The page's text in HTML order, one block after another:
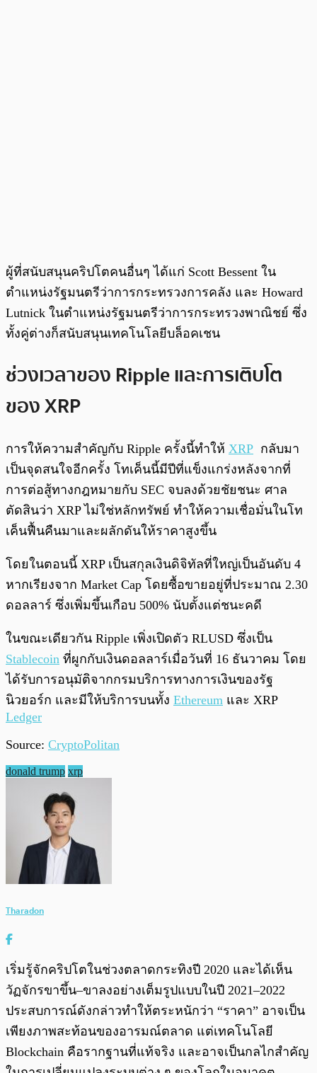
ผู้ที่สนับสนุนคริปโตคนอื่นๆ ได้แก่ Scott Bessent ใน
ตำแหน่งรัฐมนตรีว่าการกระทรวงการคลัง และ Howard
Lutnick ในตำแหน่งรัฐมนตรีว่าการกระทรวงพาณิชย์ ซึ่ง
ทั้งคู่ต่างก็สนับสนุนเทคโนโลยีบล็อคเชน
ช่วงเวลาของ Ripple และการเติบโต
ของ XRP
การให้ความสำคัญกับ Ripple ครั้งนี้ทำให้ XRP กลับมา
เป็นจุดสนใจอีกครั้ง โทเค็นนี้มีปีที่แข็งแกร่งหลังจากที่
การต่อสู้ทางกฎหมายกับ SEC จบลงด้วยชัยชนะ ศาล
ตัดสินว่า XRP ไม่ใช่หลักทรัพย์ ทำให้ความเชื่อมั่นในโท
เค็นฟื้นคืนมาและผลักดันให้ราคาสูงขึ้น
โดยในตอนนี้ XRP เป็นสกุลเงินดิจิทัลที่ใหญ่เป็นอันดับ 4
หากเรียงจาก Market Cap โดยซื้อขายอยู่ที่ประมาณ 2.30
ดอลลาร์ ซึ่งเพิ่มขึ้นเกือบ 500% นับตั้งแต่ชนะคดี
ในขณะเดียวกัน Ripple เพิ่งเปิดตัว RLUSD ซึ่งเป็น
Stablecoin ที่ผูกกับเงินดอลลาร์เมื่อวันที่ 16 ธันวาคม โดย
ได้รับการอนุมัติจากกรมบริการทางการเงินของรัฐ
นิวยอร์ก และมีให้บริการบนทั้ง Ethereum และ XRP
Ledger
Source: CryptoPolitan
donald trump xrp
Tharadon
เริ่มรู้จักคริปโตในช่วงตลาดกระทิงปี 2020 และได้เห็น
วัฏจักรขาขึ้น–ขาลงอย่างเต็มรูปแบบในปี 2021–2022
ประสบการณ์ดังกล่าวทำให้ตระหนักว่า “ราคา” อาจเป็น
เพียงภาพสะท้อนของอารมณ์ตลาด แต่เทคโนโลยี
Blockchain คือรากฐานที่แท้จริง และอาจเป็นกลไกสำคัญ